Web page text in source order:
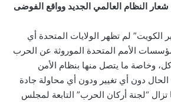
شعار النظام العالمي الجديد وواقع الفوضى
الكويت” لم تظهر الولايات المتحدة أي
الأمم المتحدة الموروثة عن الحرب
وخاصة ما يتصل منها بنظام الأمن
دون أي تغيير ودون أي محاولة جادة
تزال “لجنة أركان الحرب” التابعة لمجلس